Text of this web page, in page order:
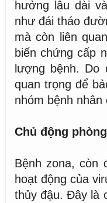
hưởng lâu dài
như đái tháo
mà còn liên
biến chứng cấp
lượng bệnh. Do
quan trọng để
nhóm bệnh nhân
Chủ động
Bệnh zona, còn
hoạt động của
thủy đậu. Đây là